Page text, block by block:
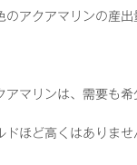
のアクアマリンの産出
アマリンは、需要も希
ドほど高くはありま